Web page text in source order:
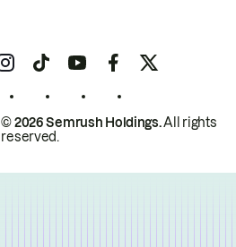
© 2026 Semrush Holdings.All rights
reserved.